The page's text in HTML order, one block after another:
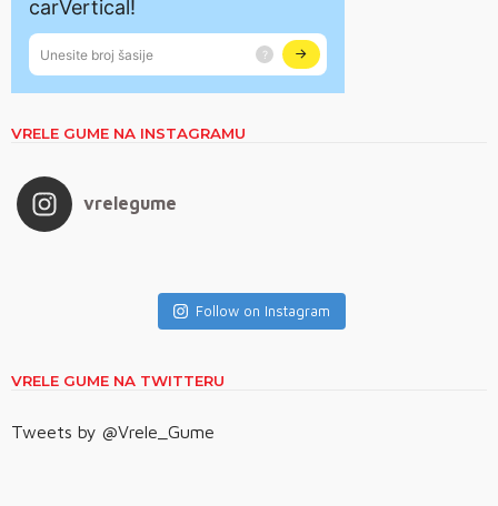
VRELE GUME NA INSTAGRAMU
vrelegume
Follow on Instagram
VRELE GUME NA TWITTERU
Tweets by @Vrele_Gume